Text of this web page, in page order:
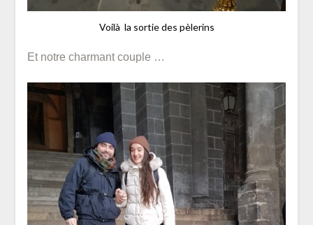
Voilà la sortie des pèlerins
Et notre charmant couple …